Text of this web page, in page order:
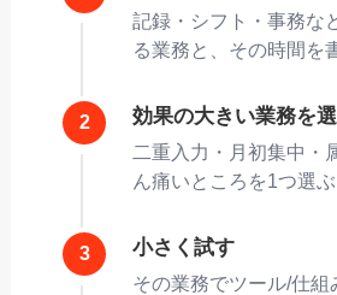
記録・シフト・事務な
る業務と、その時間を
効果の大きい業務を
二重入力・月初集中・
ん痛いところを1つ選ぶ
小さく試す
その業務でツール/仕組